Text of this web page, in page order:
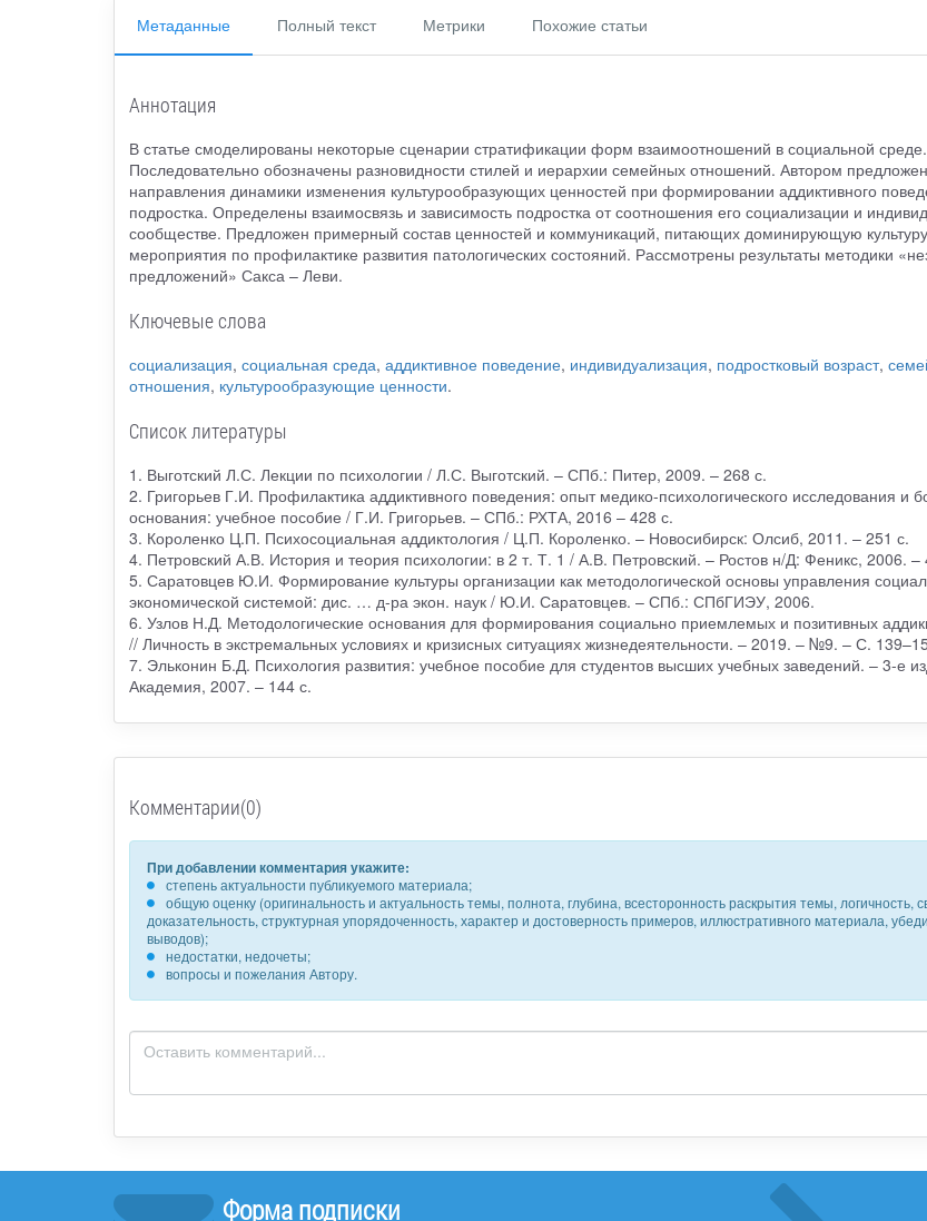
Метаданные Полный текст Метрики Похожие статьи
Аннотация
В статье смоделированы некоторые сценарии стратификации форм взаимоотношений в социальной среде.
Последовательно обозначены разновидности стилей и иерархии семейных отношений. Автором
направления динамики изменения культурообразующих ценностей при формировании аддиктивного
подростка. Определены взаимосвязь и зависимость подростка от соотношения его социализации и
сообществе. Предложен примерный состав ценностей и коммуникаций, питающих доминирующую
мероприятия по профилактике развития патологических состояний. Рассмотрены результаты методики
предложений» Сакса – Леви.
Ключевые слова
социализация, социальная среда, аддиктивное поведение, индивидуализация, подростковый возраст,
отношения, культурообразующие ценности.
Список литературы
1. Выготский Л.С. Лекции по психологии / Л.С. Выготский. – СПб.: Питер, 2009. – 268 с.
2. Григорьев Г.И. Профилактика аддиктивного поведения: опыт медико-психологического исследования и
основания: учебное пособие / Г.И. Григорьев. – СПб.: РХТА, 2016 – 428 с.
3. Короленко Ц.П. Психосоциальная аддиктология / Ц.П. Короленко. – Новосибирск: Олсиб, 2011. – 251 с.
4. Петровский А.В. История и теория психологии: в 2 т. Т. 1 / А.В. Петровский. – Ростов н/Д: Феникс, 2006. –
5. Саратовцев Ю.И. Формирование культуры организации как методологической основы управления
экономической системой: дис. … д-ра экон. наук / Ю.И. Саратовцев. – СПб.: СПбГИЭУ, 2006.
6. Узлов Н.Д. Методологические основания для формирования социально приемлемых и позитивных
// Личность в экстремальных условиях и кризисных ситуациях жизнедеятельности. – 2019. – №9. – С.
7. Эльконин Б.Д. Психология развития: учебное пособие для студентов высших учебных заведений. – 3-е
Академия, 2007. – 144 с.
Комментарии(0)
При добавлении комментария укажите:
степень актуальности публикуемого материала;
общую оценку (оригинальность и актуальность темы, полнота, глубина, всесторонность раскрытия темы, логичность,
доказательность, структурная упорядоченность, характер и достоверность примеров, иллюстративного материала,
выводов);
недостатки, недочеты;
вопросы и пожелания Автору.
Форма подписки